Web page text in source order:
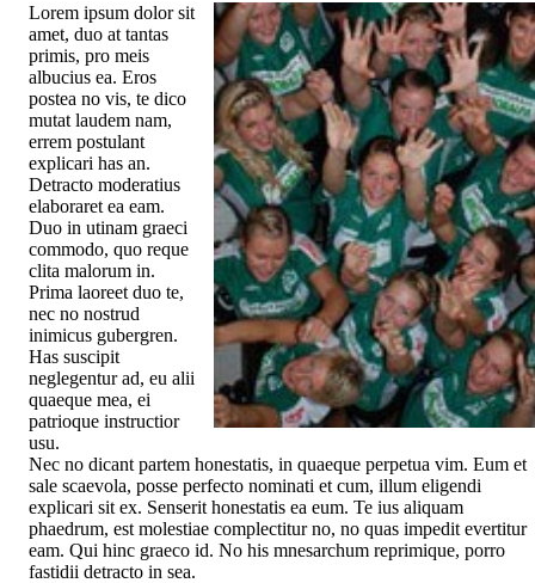
Lorem ipsum dolor sit
amet, duo at tantas
primis, pro meis
albucius ea. Eros
postea no vis, te dico
mutat laudem nam,
errem postulant
explicari has an.
Detracto moderatius
elaboraret ea eam.
Duo in utinam graeci
commodo, quo reque
clita malorum in.
Prima laoreet duo te,
nec no nostrud
inimicus gubergren.
Has suscipit
neglegentur ad, eu alii
quaeque mea, ei
patrioque instructior
usu.
Nec no dicant partem honestatis, in quaeque perpetua vim. Eum et
sale scaevola, posse perfecto nominati et cum, illum eligendi
explicari sit ex. Senserit honestatis ea eum. Te ius aliquam
phaedrum, est molestiae complectitur no, no quas impedit evertitur
eam. Qui hinc graeco id. No his mnesarchum reprimique, porro
fastidii detracto in sea.